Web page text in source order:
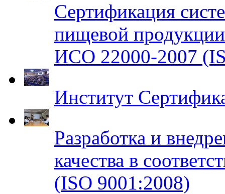
Сертификация
пищевой
ИСО 22000-2007
Институт
Разработка и
качества в
(ISO 9001:2008)